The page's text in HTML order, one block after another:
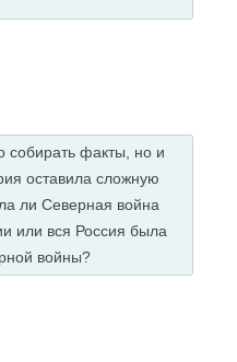
собирать факты, но и
оставила сложную
ли Северная война
или вся Россия была
войны?